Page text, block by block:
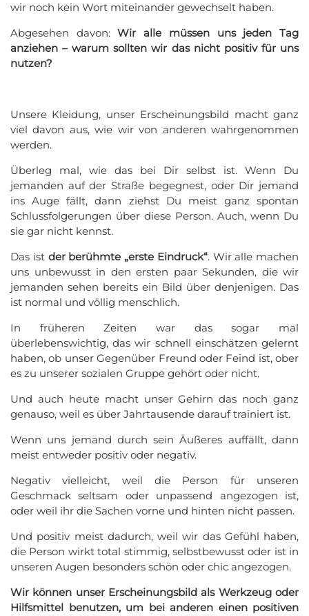
wir noch kein Wort miteinander gewechselt haben.
Abgesehen davon:Wir alle müssen uns jeden Tag
anziehen – warum sollten wir das nicht positiv für uns
nutzen?
Unsere Kleidung, unser Erscheinungsbild macht ganz
viel davon aus, wie wir von anderen wahrgenommen
werden.
Überleg mal, wie das bei Dir selbst ist. Wenn Du
jemanden auf der Straße begegnest, oder Dir jemand
ins Auge fällt, dann ziehst Du meist ganz spontan
Schlussfolgerungen über diese Person. Auch, wenn Du
sie gar nicht kennst.
Das ist der berühmte „erste Eindruck“. Wir alle machen
uns unbewusst in den ersten paar Sekunden, die wir
jemanden sehen bereits ein Bild über denjenigen. Das
ist normal und völlig menschlich.
In früheren Zeiten war das sogar mal
überlebenswichtig, das wir schnell einschätzen gelernt
haben, ob unser Gegenüber Freund oder Feind ist, ober
es zu unserer sozialen Gruppe gehört oder nicht.
Und auch heute macht unser Gehirn das noch ganz
genauso, weil es über Jahrtausende darauf trainiert ist.
Wenn uns jemand durch sein Äußeres auffällt, dann
meist entweder positiv oder negativ.
Negativ vielleicht, weil die Person für unseren
Geschmack seltsam oder unpassend angezogen ist,
oder weil ihr die Sachen vorne und hinten nicht passen.
Und positiv meist dadurch, weil wir das Gefühl haben,
die Person wirkt total stimmig, selbstbewusst oder ist in
unseren Augen besonders schön oder chic angezogen.
Wir können unser Erscheinungsbild als Werkzeug oder
Hilfsmittel benutzen, um bei anderen einen positiven